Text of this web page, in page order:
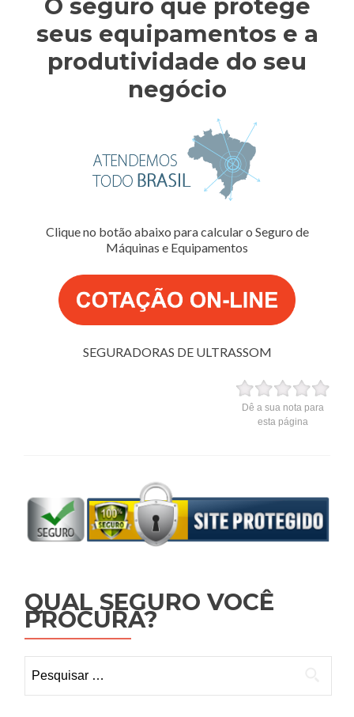
O seguro que protege
seus equipamentos e a
produtividade do seu
negócio
Clique no botão abaixo para calcular o Seguro de
Máquinas e Equipamentos
SEGURADORAS DE ULTRASSOM
Dê a sua nota para
esta página
QUAL SEGURO VOCÊ
PROCURA?
por: